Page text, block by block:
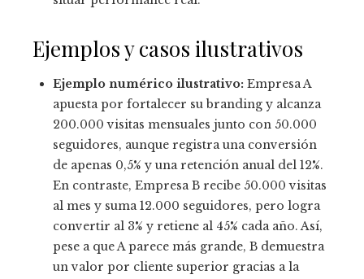
Ejemplos y casos ilustrativos
Ejemplo numérico ilustrativo: Empresa A
apuesta por fortalecer su branding y alcanza
200.000 visitas mensuales junto con 50.000
seguidores, aunque registra una conversión
de apenas 0,5% y una retención anual del 12%.
En contraste, Empresa B recibe 50.000 visitas
al mes y suma 12.000 seguidores, pero logra
convertir al 3% y retiene al 45% cada año. Así,
pese a que A parece más grande, B demuestra
un valor por cliente superior gracias a la